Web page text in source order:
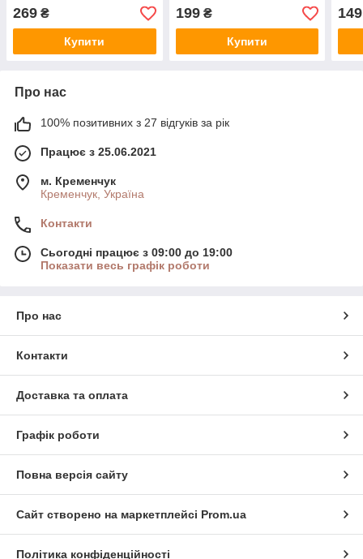
269 ₴
Купити
199₴
Купити
149
Про нас
100% позитивних з 27 відгуків за рік
Працює з 25.06.2021
м. Кременчук
Кременчук, Україна
Контакти
Сьогодні працює з 09:00 до 19:00
Показати весь графік роботи
Про нас
Контакти
Доставка та оплата
Графік роботи
Повна версія сайту
Сайт створено на маркетплейсі Prom.ua
Політика конфіденційності